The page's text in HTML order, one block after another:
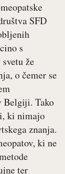
SFD
s
že
o čemer se
Belgiji. Tako
ki nimajo
znanja.
ki ne
ter